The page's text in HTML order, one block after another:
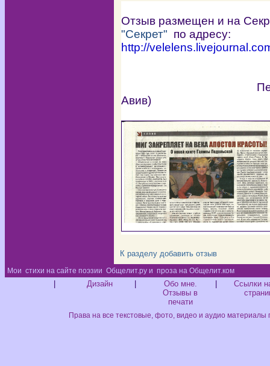
Отзыв размещен и на
"Секрет" по адресу:
http://velelens. livejournal .
Печатный
Авив)
К разделу добавить отзыв
Мои стихи на сайте поэзии Общелит.ру и проза на Общелит.ком
Дизайн
Обо мне.
Отзывы в
печати
Ссылки
Права на все текстовые, фото, видео и аудио